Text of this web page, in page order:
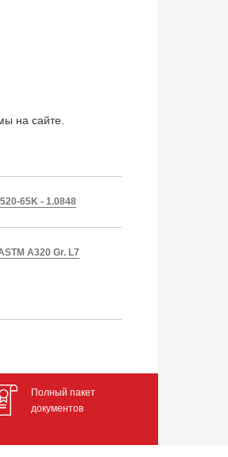
на сайте.
65K - 1.0848
A320 Gr. L7
Полный пакет
документов